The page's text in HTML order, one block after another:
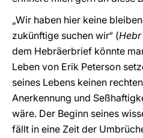
„Wir haben hier keine
zukünftige suchen wir“ (Hebr
dem Hebräerbrief könnte
Leben von Erik Peterson
seines Lebens keinen
Anerkennung und
wäre. Der Beginn seines
fällt in eine Zeit der